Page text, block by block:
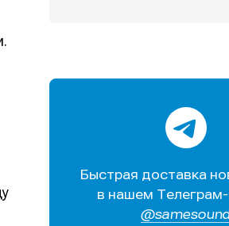
Быстрая доставка
в нашем